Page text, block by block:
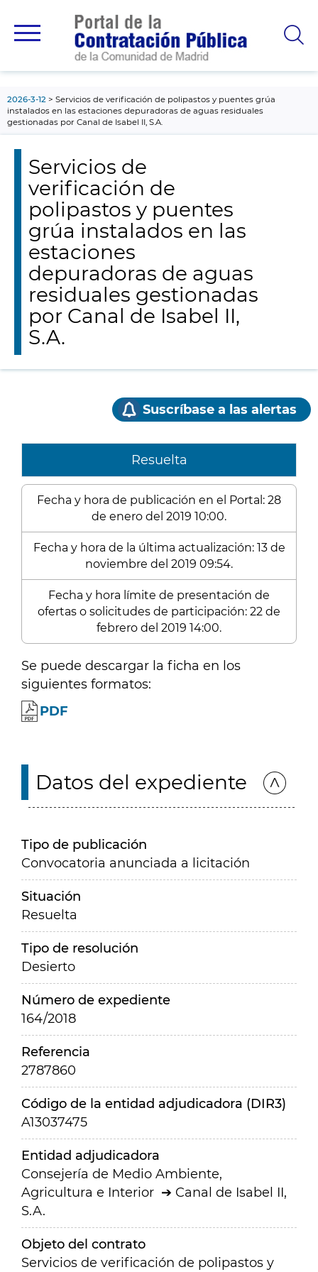
principal
2026-3-12
Servicios de verificación de polipastos y puentes grúa
instalados en las estaciones depuradoras de aguas residuales
gestionadas por Canal de Isabel II, S.A.
Servicios de
verificación de
polipastos y puentes
grúa instalados en las
estaciones
depuradoras de aguas
residuales gestionadas
por Canal de Isabel II,
S.A.
Suscríbase a las alertas
Resuelta
Fecha y hora de publicación en el Portal: 28
de enero del 2019 10:00.
Fecha y hora de la última actualización: 13 de
noviembre del 2019 09:54.
Fecha y hora límite de presentación de
ofertas o solicitudes de participación: 22 de
febrero del 2019 14:00.
Se puede descargar la ficha en los
siguientes formatos:
PDF
Datos del expediente
Tipo de publicación
Convocatoria anunciada a licitación
Situación
Resuelta
Tipo de resolución
Desierto
Número de expediente
164/2018
Referencia
2787860
Código de la entidad adjudicadora (DIR3)
A13037475
Entidad adjudicadora
Consejería de Medio Ambiente,
Agricultura e Interior
Canal de Isabel II,
S.A.
Objeto del contrato
Servicios de verificación de polipastos y